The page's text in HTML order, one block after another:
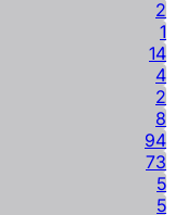
2
1
14
4
2
8
94
73
5
5